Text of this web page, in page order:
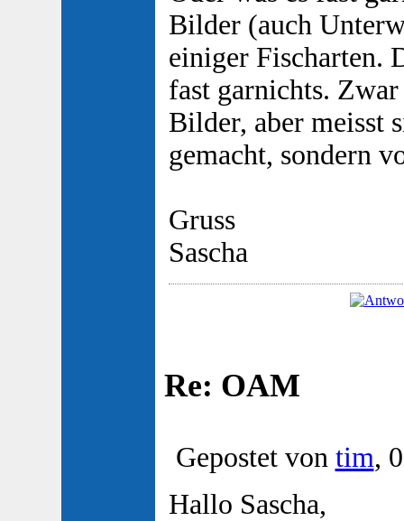
Bilder (auch
einiger Fischarten.
fast garnichts.
Bilder, aber meisst
gemacht, sondern
Gruss
Sascha
Re: OAM
Gepostet von tim,
Hallo Sascha,